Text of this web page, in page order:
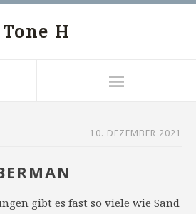
Tone H
10. DEZEMBER 2021
gibt es fast so viele wie Sand